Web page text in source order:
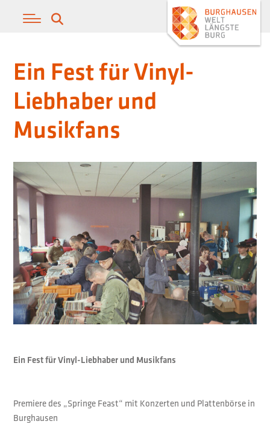
Ein Fest für Vinyl-
Liebhaber und
Musikfans
Ein Fest für Vinyl-Liebhaber und Musikfans
Premiere des „Springe Feast“ mit Konzerten und Plattenbörse in
Burghausen